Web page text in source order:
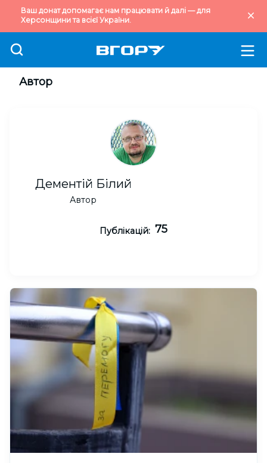
Ваш донат допомагає нам працювати й далі — для
Херсонщини та всієї України.
Автор
Дементій Білий
Автор
Публікацій: 75